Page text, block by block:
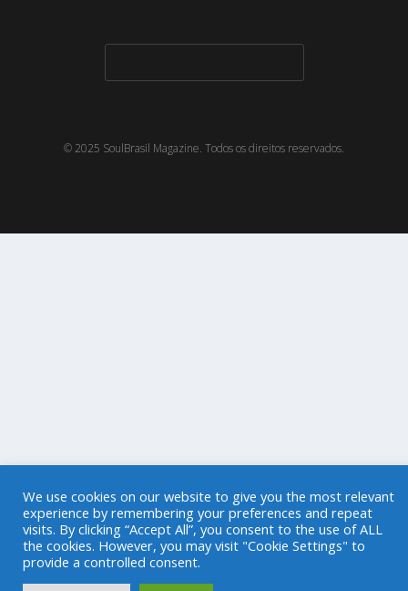
© 2025 SoulBrasil Magazine. Todos os direitos reservados.
We use cookies on our website to give you the most relevant
experience by remembering your preferences and repeat
visits. By clicking “Accept All”, you consent to the use of ALL
the cookies. However, you may visit "Cookie Settings" to
provide a controlled consent.